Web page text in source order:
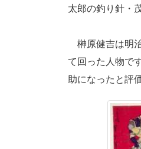
太郎の釣り針・
榊原健吉は明
て回った人物で
助になったと評